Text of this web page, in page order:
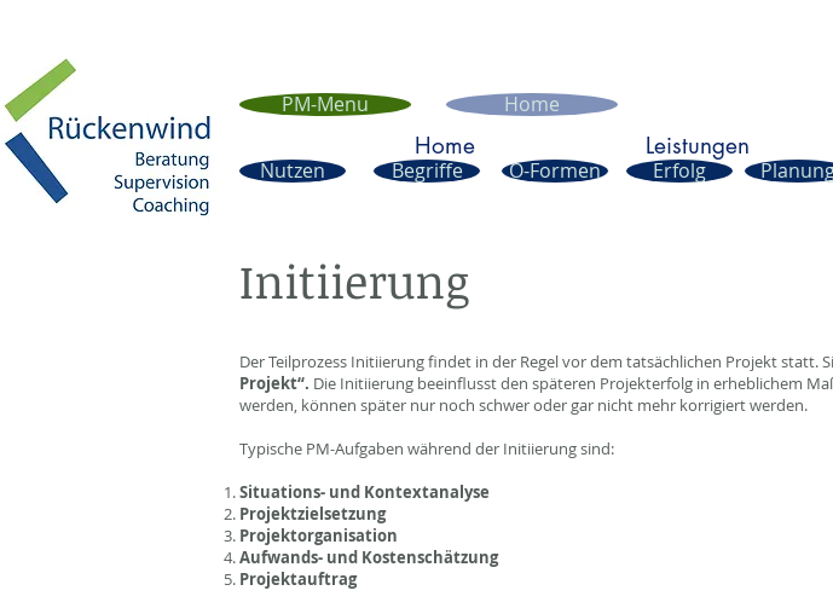
Home Leistungen
PM-Menu Home
Nutzen Begriffe O-Formen Erfolg
Initiierung
Der Teilprozess Initiierung findet in der Regel vor dem tatsächlichen Projekt statt.
Projekt“. Die Initiierung beeinflusst den späteren Projekterfolg in erheblichem
werden, können später nur noch schwer oder gar nicht mehr korrigiert werden.
Typische PM-Aufgaben während der Initiierung sind:
Situations- und Kontextanalyse
Projektzielsetzung
Projektorganisation
Aufwands- und Kostenschätzung
Projektauftrag